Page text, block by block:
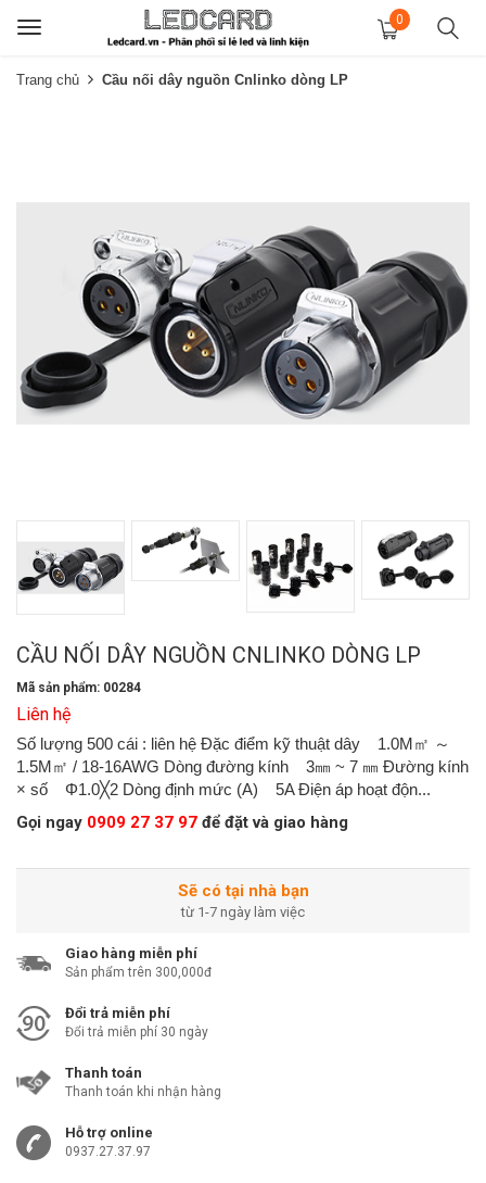
Toggle
0
Trang chủ Cầu nối dây nguồn Cnlinko dòng LP
CẦU NỐI DÂY NGUỒN CNLINKO DÒNG LP
Mã sản phẩm: 00284
Liên hệ
Số lượng 500 cái : liên hệ Đặc điểm kỹ thuật dây 1.0M㎡ ～
1.5M㎡ / 18-16AWG Dòng đường kính 3㎜ ~ 7 ㎜ Đường kính
× số Φ1.0╳2 Dòng định mức (A) 5A Điện áp hoạt độn...
Gọi ngay 0909 27 37 97 để đặt và giao hàng
Sẽ có tại nhà bạn
từ 1-7 ngày làm việc
Giao hàng miễn phí
Sản phẩm trên 300,000đ
Đổi trả miễn phí
Đổi trả miễn phí 30 ngày
Thanh toán
Thanh toán khi nhận hàng
Hỗ trợ online
0937.27.37.97